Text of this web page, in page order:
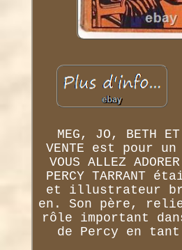
MEG, JO, BETH
VENTE est pour
VOUS ALLEZ
PERCY TARRANT
et illustrateur
en. Son père,
rôle important
de Percy en